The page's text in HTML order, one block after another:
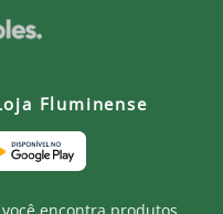
Fluminense